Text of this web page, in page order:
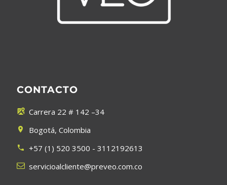
CONTACTO

 Carrera 22 # 142 –34

 Bogotá, Colombia

 +57 (1) 520 3500 - 3112192613

 servicioalcliente@preveo.com.co